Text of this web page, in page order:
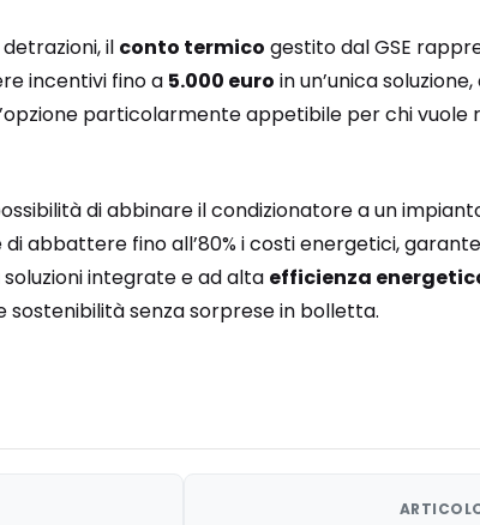
il conto termico gestito dal GSE
incentivi fino a 5.000 euro in un’unica
particolarmente appetibile per chi vuole
di abbinare il condizionatore a un
abbattere fino all’80% i costi energetici,
integrate e ad alta efficienza
senza sorprese in bolletta.